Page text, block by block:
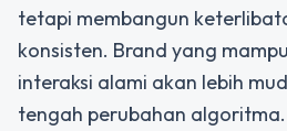
tetapi membangun
konsisten. Brand yang
interaksi alami akan lebih
tengah perubahan algoritma.